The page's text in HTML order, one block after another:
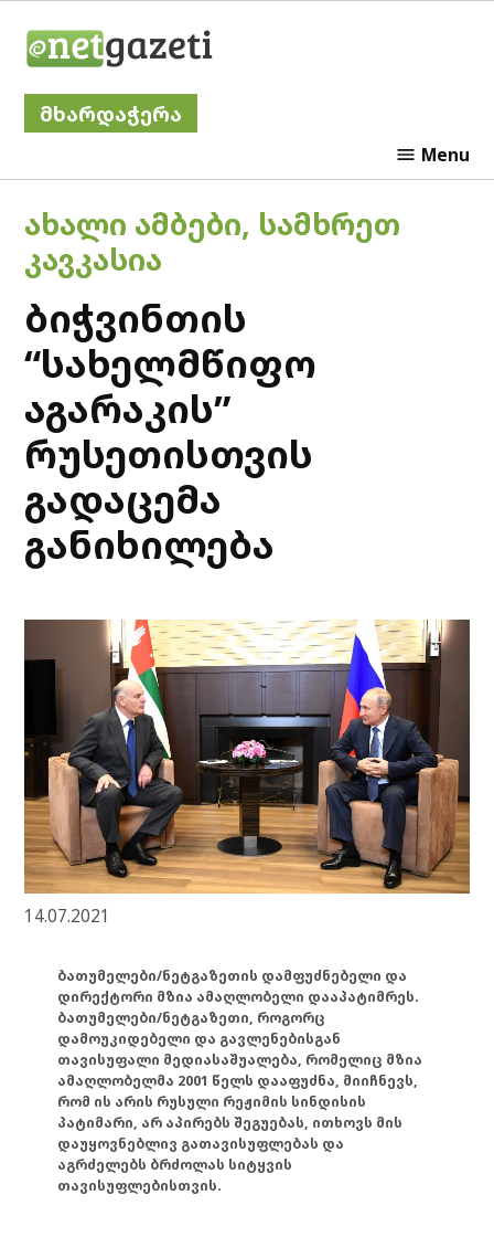
მხარდაჭერა
Menu
POSTED
IN
ᲐᲮᲐᲚᲘ ᲐᲛᲑᲔᲑᲘ, ᲡᲐᲛᲮᲠᲔᲗ
ᲙᲐᲕᲙᲐᲡᲘᲐ
ბიჭვინთის
“სახელმწიფო
აგარაკის”
რუსეთისთვის
გადაცემა
განიხილება
14.07.2021
ბათუმელები/ნეტგაზეთის დამფუძნებელი და
დირექტორი მზია ამაღლობელი დააპატიმრეს.
ბათუმელები/ნეტგაზეთი, როგორც
დამოუკიდებელი და გავლენებისგან
თავისუფალი მედიასაშუალება, რომელიც მზია
ამაღლობელმა 2001 წელს დააფუძნა, მიიჩნევს,
რომ ის არის რუსული რეჟიმის სინდისის
პატიმარი, არ აპირებს შეგუებას, ითხოვს მის
დაუყოვნებლივ გათავისუფლებას და
აგრძელებს ბრძოლას სიტყვის
თავისუფლებისთვის.